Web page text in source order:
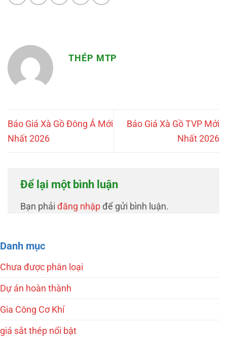
THÉP MTP
Báo Giá Xà Gồ Đông Á Mới
Nhất 2026
Báo Giá Xà Gồ TVP Mới
Nhất 2026
Để lại một bình luận
Bạn phải đăng nhậpđể gửi bình luận.
Danh mục
Chưa được phân loại
Dự án hoàn thành
Gia Công Cơ Khí
giá sắt thép nổi bật